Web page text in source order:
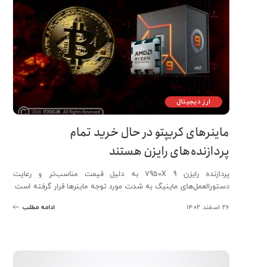
ارز دیجیتال
ماینرهای کریپتو در حال خرید تمام
پردازنده‌های رایزن هستند
پردازنده رایزن 9 7950X به دلیل قیمت مناسب‌تر و رعایت
دستورالعمل‌های ماینیگ به شدت مورد توجه ماینرها قرار گرفته است
۲۶ اسفند ۱۴۰۲ ادامه مطلب